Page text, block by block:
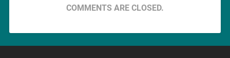
COMMENTS ARE CLOSED.